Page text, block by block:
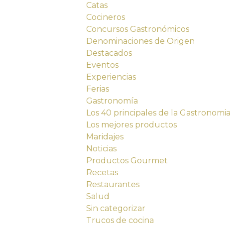
Catas
Cocineros
Concursos Gastronómicos
Denominaciones de Origen
Destacados
Eventos
Experiencias
Ferias
Gastronomía
Los 40 principales de la Gastronomia
Los mejores productos
Maridajes
Noticias
Productos Gourmet
Recetas
Restaurantes
Salud
Sin categorizar
Trucos de cocina